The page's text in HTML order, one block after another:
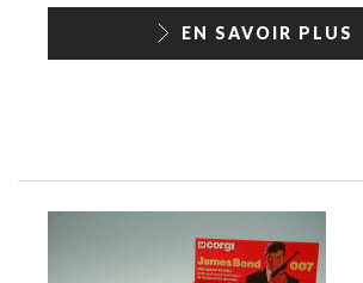
EN SAVOIR PLUS